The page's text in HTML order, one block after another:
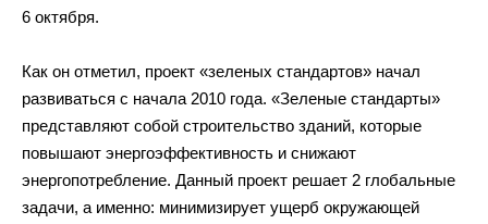
6 октября.
Как он отметил, проект «зеленых стандартов» начал
развиваться с начала 2010 года. «Зеленые стандарты»
представляют собой строительство зданий, которые
повышают энергоэффективность и снижают
энергопотребление. Данный проект решает 2 глобальные
задачи, а именно: минимизирует ущерб окружающей